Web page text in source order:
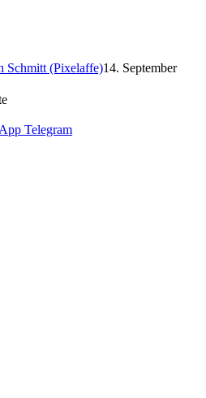
Schmitt (Pixelaffe)14. September
Telegram